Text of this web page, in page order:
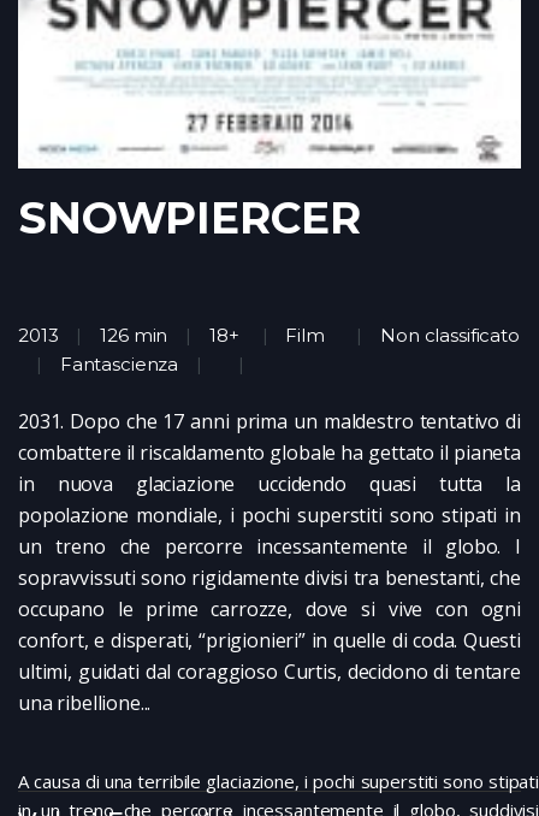
SNOWPIERCER
2013 126 min 18+ Film
Non classificato
Fantascienza
2031. Dopo che 17 anni prima un maldestro tentativo di
combattere il riscaldamento globale ha gettato il pianeta
in nuova glaciazione uccidendo quasi tutta la
popolazione mondiale, i pochi superstiti sono stipati in
un treno che percorre incessantemente il globo. I
sopravvissuti sono rigidamente divisi tra benestanti, che
occupano le prime carrozze, dove si vive con ogni
confort, e disperati, “prigionieri” in quelle di coda. Questi
ultimi, guidati dal coraggioso Curtis, decidono di tentare
una ribellione...
A causa di una terribile glaciazione, i pochi superstiti sono stipati
in un treno che percorre incessantemente il globo, suddivisi